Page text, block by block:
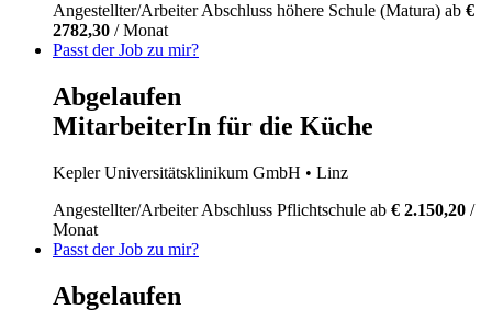
Angestellter/ArbeiterAbschluss höhere Schule (Matura) ab €
2782,30 / Monat
Passt der Job zu mir?
Abgelaufen
MitarbeiterIn für die Küche
Kepler Universitätsklinikum GmbH • Linz
Angestellter/ArbeiterAbschluss Pflichtschule ab € 2.150,20 /
Monat
Passt der Job zu mir?
Abgelaufen